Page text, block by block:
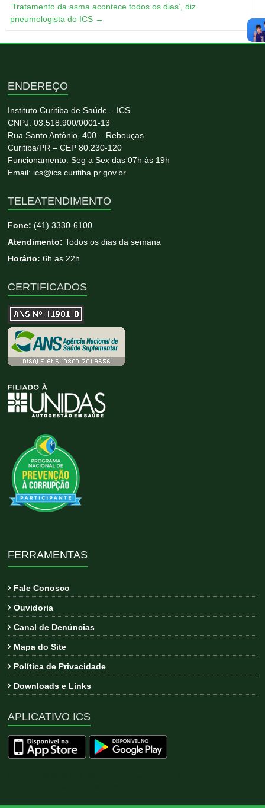
‘Tratamento da asma acontece todos os dias’, diz
pneumologista do ICS →
ENDEREÇO
Instituto Curitiba de Saúde – ICS
CNPJ: 03.518.900/0001-13
Rua Santo Antônio, 400 – Rebouças
Curitiba/PR – CEP 80.230-120
Funcionamento: Seg a Sex das 07h às 19h
Email: ics@ics.curitiba.pr.gov.br
TELEATENDIMENTO
Fone:(41) 3330-6100
Atendimento: Todos os dias da semana
Horário: 6h as 22h
CERTIFICADOS
FERRAMENTAS
Fale Conosco
Ouvidoria
Canal de Denúncias
Mapa do Site
Política de Privacidade
Downloads e Links
APLICATIVO ICS